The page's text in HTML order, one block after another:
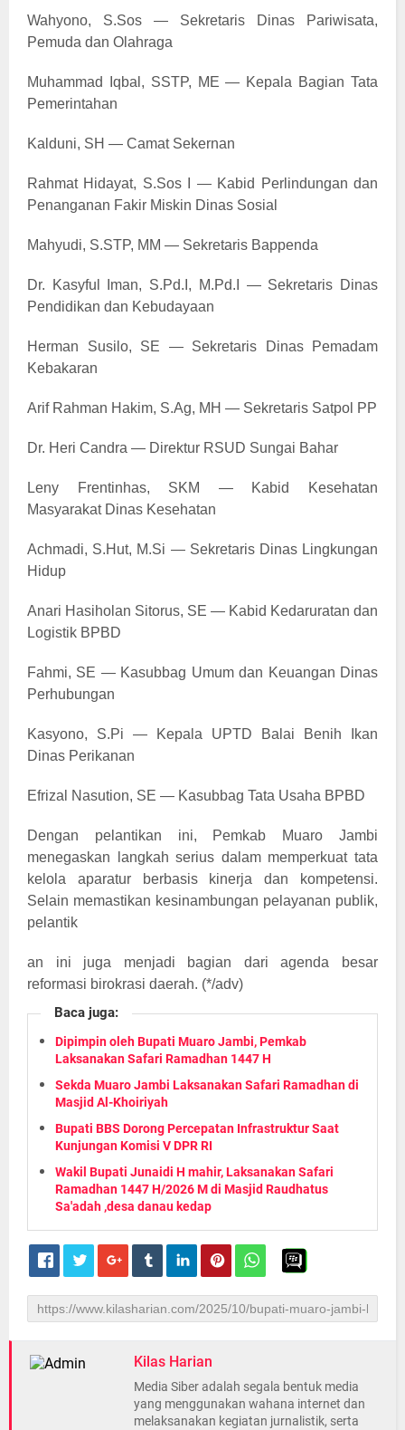
Wahyono, S.Sos — Sekretaris Dinas Pariwisata,
Pemuda dan Olahraga
Muhammad Iqbal, SSTP, ME — Kepala Bagian Tata
Pemerintahan
Kalduni, SH — Camat Sekernan
Rahmat Hidayat, S.Sos I — Kabid Perlindungan dan
Penanganan Fakir Miskin Dinas Sosial
Mahyudi, S.STP, MM — Sekretaris Bappenda
Dr. Kasyful Iman, S.Pd.I, M.Pd.I — Sekretaris Dinas
Pendidikan dan Kebudayaan
Herman Susilo, SE — Sekretaris Dinas Pemadam
Kebakaran
Arif Rahman Hakim, S.Ag, MH — Sekretaris Satpol PP
Dr. Heri Candra — Direktur RSUD Sungai Bahar
Leny Frentinhas, SKM — Kabid Kesehatan
Masyarakat Dinas Kesehatan
Achmadi, S.Hut, M.Si — Sekretaris Dinas Lingkungan
Hidup
Anari Hasiholan Sitorus, SE — Kabid Kedaruratan dan
Logistik BPBD
Fahmi, SE — Kasubbag Umum dan Keuangan Dinas
Perhubungan
Kasyono, S.Pi — Kepala UPTD Balai Benih Ikan
Dinas Perikanan
Efrizal Nasution, SE — Kasubbag Tata Usaha BPBD
Dengan pelantikan ini, Pemkab Muaro Jambi
menegaskan langkah serius dalam memperkuat tata
kelola aparatur berbasis kinerja dan kompetensi.
Selain memastikan kesinambungan pelayanan publik,
pelantik
an ini juga menjadi bagian dari agenda besar
reformasi birokrasi daerah. (*/adv)
Baca juga:
Dipimpin oleh Bupati Muaro Jambi, Pemkab
Laksanakan Safari Ramadhan 1447 H
Sekda Muaro Jambi Laksanakan Safari Ramadhan di
Masjid Al-Khoiriyah
Bupati BBS Dorong Percepatan Infrastruktur Saat
Kunjungan Komisi V DPR RI
Wakil Bupati Junaidi H mahir, Laksanakan Safari
Ramadhan 1447 H/2026 M di Masjid Raudhatus
Sa'adah ,desa danau kedap
Kilas Harian
Media Siber adalah segala bentuk media
yang menggunakan wahana internet dan
melaksanakan kegiatan jurnalistik, serta